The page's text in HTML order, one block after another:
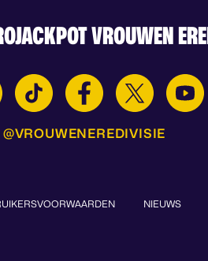
VROUWEN
@VROUWENEREDIVISIE
NIEUWS